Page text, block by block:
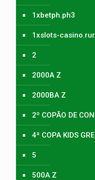
1xbetph.ph3
1xslots-
2
2000A Z
2000BA Z
2º COPÃO DE
4ª COPA KIDS
5
500A Z